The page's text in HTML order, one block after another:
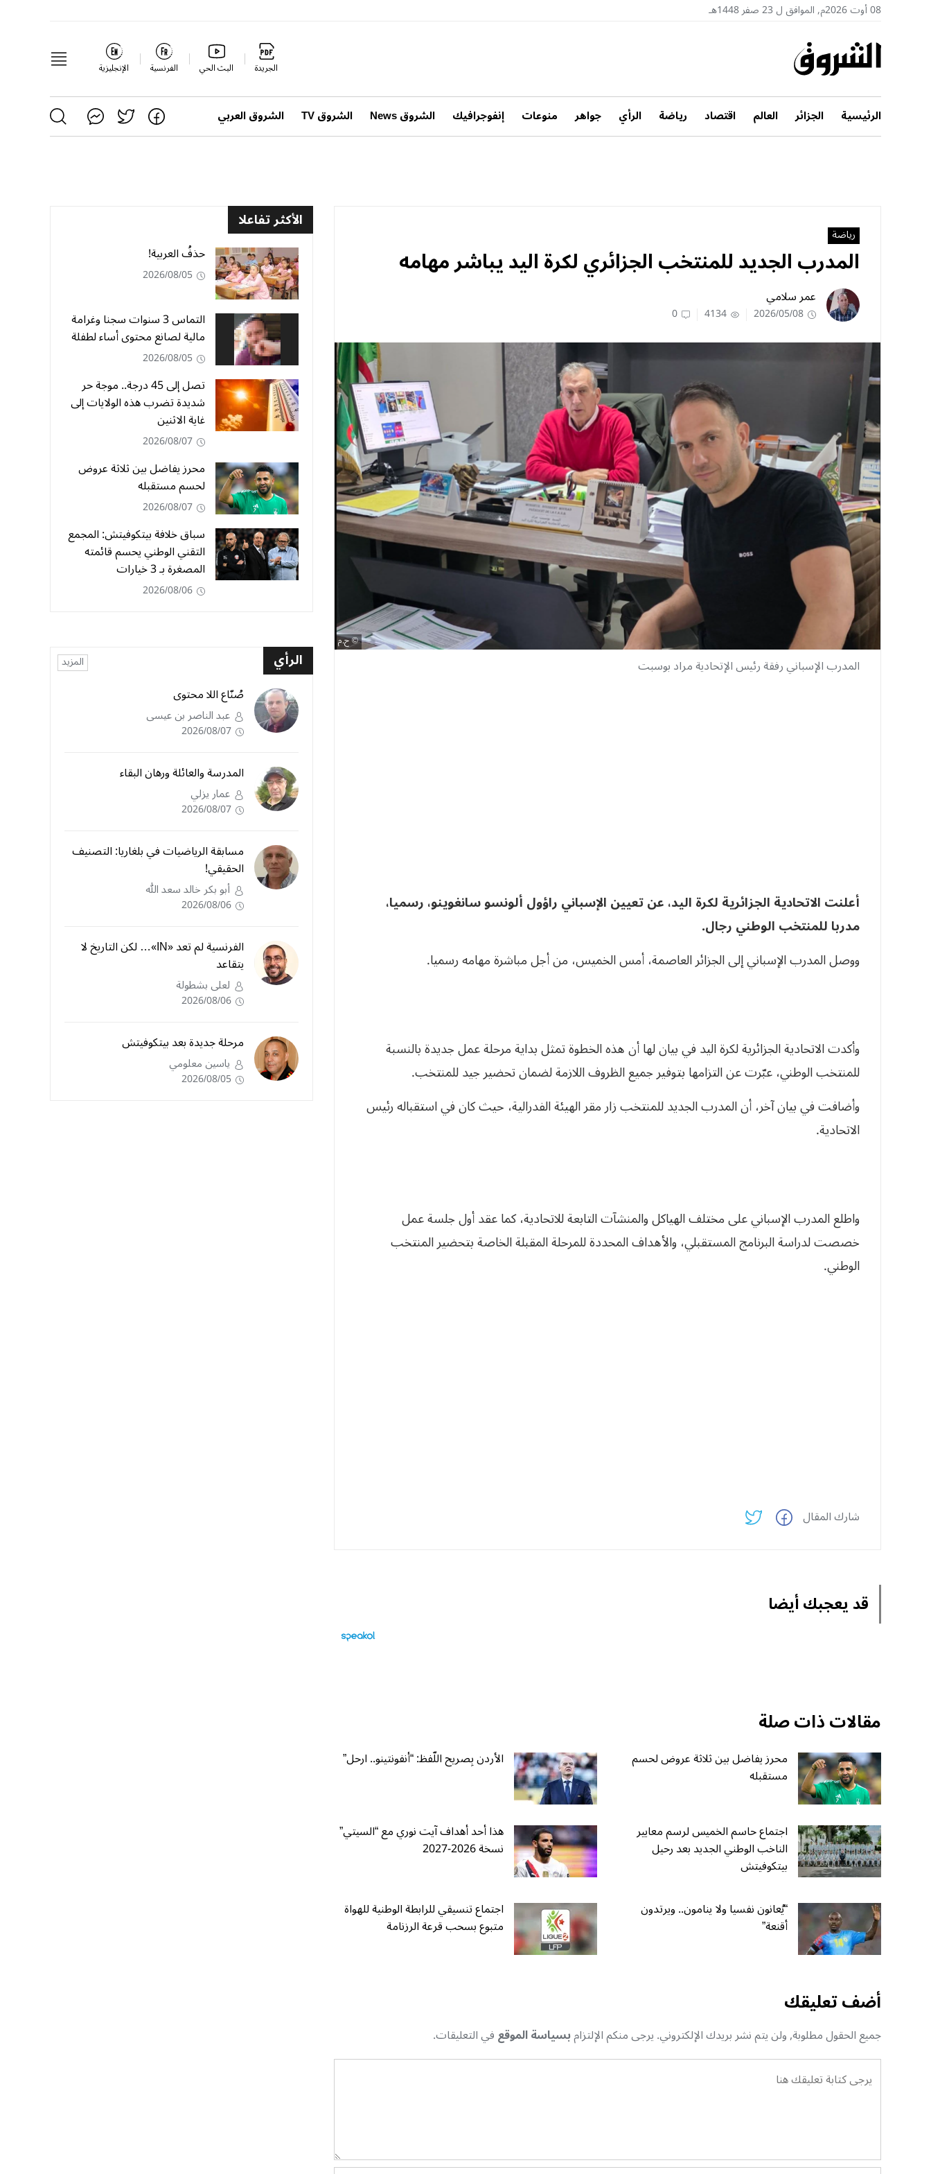
08 أوت 2026م, الموافق ل 23 صفر 1448هـ
الجريدة البث الحي الفرنسية الإنجليزية
الرئيسية الجزائر العالم اقتصاد رياضة الرأي جواهر منوعات إنفوجرافيك الشروق News الشروق TV الشروق العربي
رياضة
المدرب الجديد للمنتخب الجزائري لكرة اليد يباشر مهامه
عمر سلامي
2026/05/08
4134
0
ح.م
المدرب الإسباني رفقة رئيس الإتحادية مراد بوسبت
أعلنت الاتحادية الجزائرية لكرة اليد، عن تعيين الإسباني راؤول ألونسو سانغوينو، رسميا،
مدربا للمنتخب الوطني رجال.
ووصل المدرب الإسباني إلى الجزائر العاصمة، أمس الخميس، من أجل مباشرة مهامه رسميا.
وأكدت الاتحادية الجزائرية لكرة اليد في بيان لها أن هذه الخطوة تمثل بداية مرحلة عمل جديدة بالنسبة
للمنتخب الوطني، عبّرت عن التزامها بتوفير جميع الظروف اللازمة لضمان تحضير جيد للمنتخب.
وأضافت في بيان آخر، أن المدرب الجديد للمنتخب زار مقر الهيئة الفدرالية، حيث كان في استقباله رئيس
الاتحادية.
واطلع المدرب الإسباني على مختلف الهياكل والمنشآت التابعة للاتحادية، كما عقد أول جلسة عمل
خصصت لدراسة البرنامج المستقبلي، والأهداف المحددة للمرحلة المقبلة الخاصة بتحضير المنتخب
الوطني.
شارك المقال
قد يعجبك أيضا
مقالات ذات صلة
محرز يفاضل بين ثلاثة عروض لحسم
مستقبله
الأردن بِصريح اللّفظ: “أنفونتينو.. ارحل”
اجتماع حاسم الخميس لرسم معايير
الناخب الوطني الجديد بعد رحيل
بيتكوفيتش
هذا أحد أهداف آيت نوري مع “السيتي”
نسخة 2026-2027
“يُعانون نفسيا ولا ينامون.. ويرتدون
أقنعة”
اجتماع تنسيقي للرابطة الوطنية للهواة
متبوع بسحب قرعة الرزنامة
أضف تعليقك
جميع الحقول مطلوبة, ولن يتم نشر بريدك الإلكتروني. يرجى منكم الإلتزامبسياسة الموقعفي التعليقات.
الأكثر تفاعلا
حذفُ العربية!
2026/08/05
التماس 3 سنوات سجنا وغرامة
مالية لصانع محتوى أساء لطفلة
2026/08/05
تصل إلى 45 درجة.. موجة حر
شديدة تضرب هذه الولايات إلى
غاية الاثنين
2026/08/07
محرز يفاضل بين ثلاثة عروض
لحسم مستقبله
2026/08/07
سباق خلافة بيتكوفيتش: المجمع
التقني الوطني يحسم قائمته
المصغرة بـ 3 خيارات
2026/08/06
الرأي المزيد
صُنّاع اللا محتوى
عبد الناصر بن عيسى
2026/08/07
المدرسة والعائلة ورهان البقاء
عمار يزلي
2026/08/07
مسابقة الرياضيات في بلغاريا: التصنيف
الحقيقي!
أبو بكر خالد سعد الله
2026/08/06
الفرنسية لم تعد «IN»… لكن التاريخ لا
يتقاعد
لعلى بشطولة
2026/08/06
مرحلة جديدة بعد بيتكوفيتش
ياسين معلومي
2026/08/05